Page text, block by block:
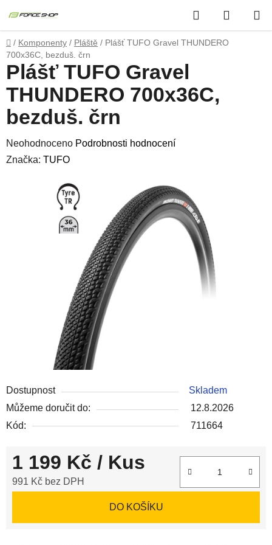
na
obsah
Hledat
KOŠÍK
Domů
/ Komponenty / Pláště / Plášť TUFO Gravel THUNDERO
700x36C, bezduš. črn
Dostupnost
Skladem
Můžeme doručit do:
12.8.2026
Kód:
711664
1 199 Kč / Kus
991 Kč bez DPH
DO KOŠÍKU
Plášť TUFO Gravel
THUNDERO 700x36C,
bezduš. črn
Průměrné
hodnocení
Neohodnoceno Podrobnosti hodnocení
Značka: TUFO